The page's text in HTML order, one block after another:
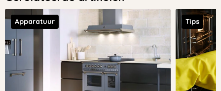
Apparatuur Tips